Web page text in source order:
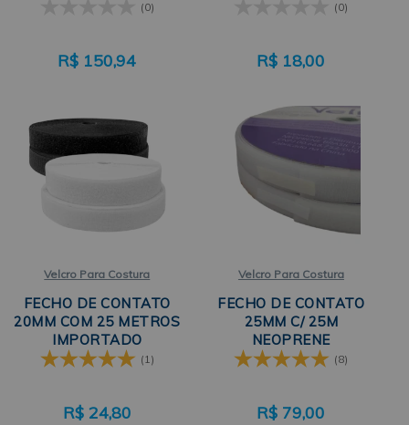
(0)
R$ 150,94
(0)
R$ 18,00
Velcro Para Costura
FECHO DE CONTATO
20MM COM 25 METROS
IMPORTADO
(1)
R$ 24,80
Velcro Para Costura
FECHO DE CONTATO
25MM C/ 25M
NEOPRENE
(8)
R$ 79,00